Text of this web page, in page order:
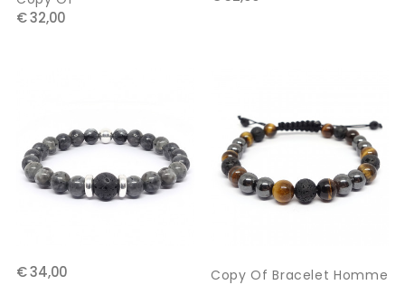
€ 32,00
€ 34,00
Copy Of Bracelet Homme